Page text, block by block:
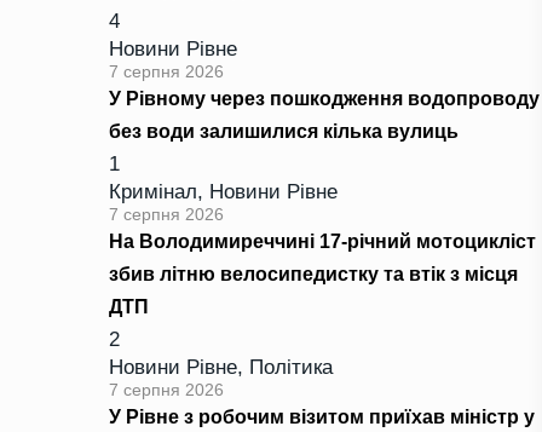
4
Новини Рівне
7 серпня 2026
У Рівному через пошкодження водопроводу
без води залишилися кілька вулиць
1
Кримінал, Новини Рівне
7 серпня 2026
На Володимиреччині 17-річний мотоцикліст
збив літню велосипедистку та втік з місця
ДТП
2
Новини Рівне, Політика
7 серпня 2026
У Рівне з робочим візитом приїхав міністр у